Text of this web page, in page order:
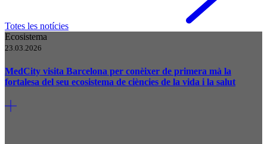
Totes les notícies
Ecosistema
23.03.2026
MedCity visita Barcelona per conèixer de primera mà la
fortalesa del seu ecosistema de ciències de la vida i la salut